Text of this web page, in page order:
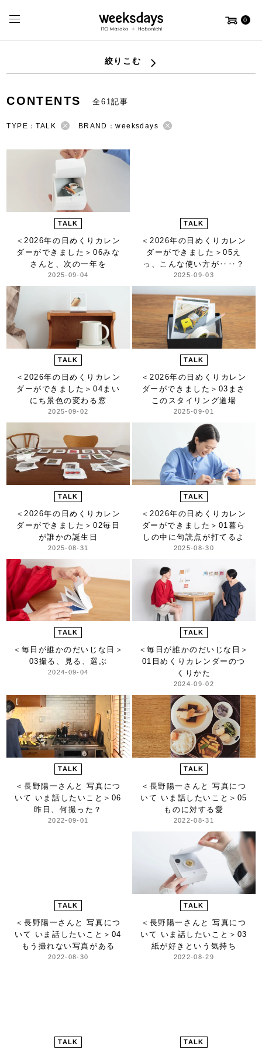
0
絞りこむ
CONTENTS 全61記事
TYPE：TALK BRAND：weeksdays
TALK
＜2026年の日めくりカレン
ダーができました＞ 06みな
さんと、次の一年を
2025-09-04
TALK
＜2026年の日めくりカレン
ダーができました＞05え
っ、こんな使い方が‥‥？
2025-09-03
TALK
＜2026年の日めくりカレン
ダーができました＞ 04まい
にち景色の変わる窓
2025-09-02
TALK
＜2026年の日めくりカレン
ダーができました＞ 03まさ
このスタイリング道場
2025-09-01
TALK
＜2026年の日めくりカレン
ダーができました＞ 02毎日
が誰かの誕生日
2025-08-31
TALK
＜2026年の日めくりカレン
ダーができました＞ 01暮ら
しの中に句読点が打てるよ
2025-08-30
TALK
＜毎日が誰かのだいじな日＞
03撮る、見る、選ぶ
2024-09-04
TALK
＜毎日が誰かのだいじな日＞
01日めくりカレンダーのつ
くりかた
2024-09-02
TALK
＜長野陽一さんと 写真につ
いて いま話したいこと＞ 06
昨日、何撮った？
2022-09-01
TALK
＜長野陽一さんと 写真につ
いて いま話したいこと＞ 05
ものに対する愛
2022-08-31
TALK
＜長野陽一さんと 写真につ
いて いま話したいこと＞ 04
もう撮れない写真がある
2022-08-30
TALK
＜長野陽一さんと 写真につ
いて いま話したいこと＞ 03
紙が好きという気持ち
2022-08-29
TALK TALK